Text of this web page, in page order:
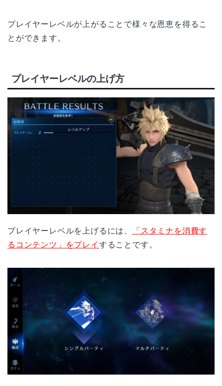
プレイヤーレベルが上がることで様々な恩恵を得るこ
とができます。
プレイヤーレベルの上げ方
プレイヤーレベルを上げるには、
「スタミナを消費す
るコンテンツ」をプレイ することです。